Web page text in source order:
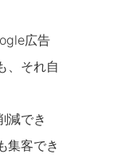
広告
、それ自
減でき
集客でき